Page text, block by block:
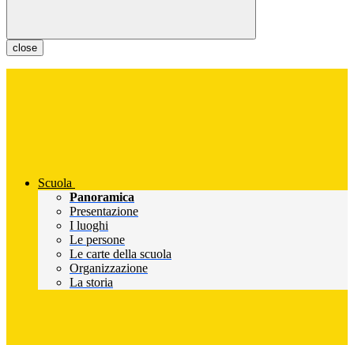
close
Scuola
Panoramica
Presentazione
I luoghi
Le persone
Le carte della scuola
Organizzazione
La storia